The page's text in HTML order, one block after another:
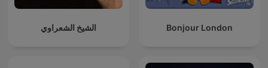
Bonjour London الشيخ الشعراوي